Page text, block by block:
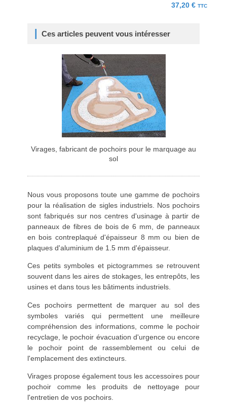
37,20 € TTC
Ces articles peuvent vous intéresser
Virages, fabricant de pochoirs pour le marquage au
sol
Nous vous proposons toute une gamme de pochoirs
pour la réalisation de sigles industriels. Nos pochoirs
sont fabriqués sur nos centres d'usinage à partir de
panneaux de fibres de bois de 6 mm, de panneaux
en bois contreplaqué d'épaisseur 8 mm ou bien de
plaques d'aluminium de 1.5 mm d'épaisseur.
Ces petits symboles et pictogrammes se retrouvent
souvent dans les aires de stokages, les entrepôts, les
usines et dans tous les bâtiments industriels.
Ces pochoirs permettent de marquer au sol des
symboles variés qui permettent une meilleure
compréhension des informations, comme le pochoir
recyclage, le pochoir évacuation d'urgence ou encore
le pochoir point de rassemblement ou celui de
l'emplacement des extincteurs.
Virages propose également tous les accessoires pour
pochoir comme les produits de nettoyage pour
l'entretien de vos pochoirs.